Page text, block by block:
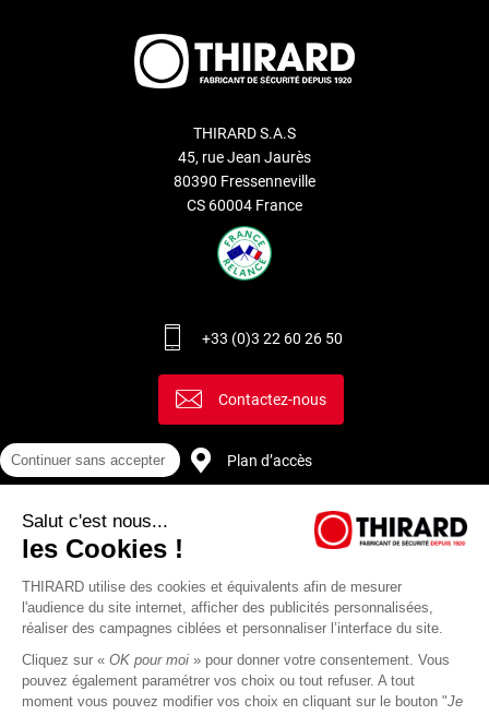
THIRARD S.A.S
45, rue Jean Jaurès
80390 Fressenneville
CS 60004 France
+33 (0)3 22 60 26 50
Contactez-nous
Plan d’accès
Continuer sans accepter
Salut c'est nous...
les Cookies !
THIRARD utilise des cookies et équivalents afin de mesurer
l'audience du site internet, afficher des publicités personnalisées,
réaliser des campagnes ciblées et personnaliser l’interface du site.
Cliquez sur « OK pour moi » pour donner votre consentement. Vous
pouvez également paramétrer vos choix ou tout refuser. A tout
moment vous pouvez modifier vos choix en cliquant sur le bouton "Je